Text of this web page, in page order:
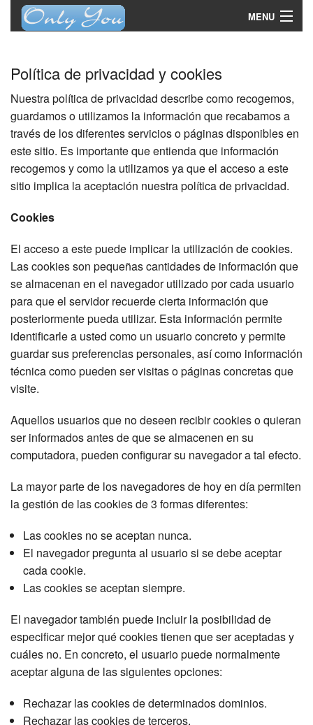
MENU
Funcionamiento
Descargas
Comprar
Contactar
Política de privacidad y cookies
Nuestra política de privacidad describe como recogemos,
guardamos o utilizamos la información que recabamos a
través de los diferentes servicios o páginas disponibles en
este sitio. Es importante que entienda que información
recogemos y como la utilizamos ya que el acceso a este
sitio implica la aceptación nuestra política de privacidad.
Cookies
El acceso a este puede implicar la utilización de cookies.
Las cookies son pequeñas cantidades de información que
se almacenan en el navegador utilizado por cada usuario
para que el servidor recuerde cierta información que
posteriormente pueda utilizar. Esta información permite
identificarle a usted como un usuario concreto y permite
guardar sus preferencias personales, así como información
técnica como pueden ser visitas o páginas concretas que
visite.
Aquellos usuarios que no deseen recibir cookies o quieran
ser informados antes de que se almacenen en su
computadora, pueden configurar su navegador a tal efecto.
La mayor parte de los navegadores de hoy en día permiten
la gestión de las cookies de 3 formas diferentes:
Las cookies no se aceptan nunca.
El navegador pregunta al usuario si se debe aceptar
cada cookie.
Las cookies se aceptan siempre.
El navegador también puede incluir la posibilidad de
especificar mejor qué cookies tienen que ser aceptadas y
cuáles no. En concreto, el usuario puede normalmente
aceptar alguna de las siguientes opciones:
Rechazar las cookies de determinados dominios.
Rechazar las cookies de terceros.